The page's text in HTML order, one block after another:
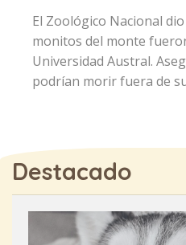
El Zoológico Nacional
monitos del monte
Universidad Austral.
podrían morir fuera de
Destacado